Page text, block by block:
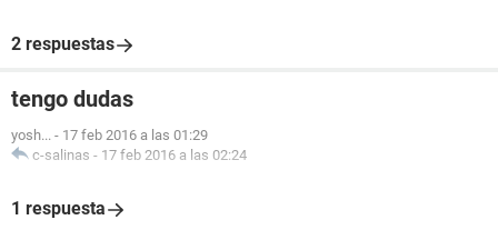
2 respuestas
tengo dudas
yosh... - 17 feb 2016 a las 01:29
c-salinas - 17 feb 2016 a las 02:24
1 respuesta